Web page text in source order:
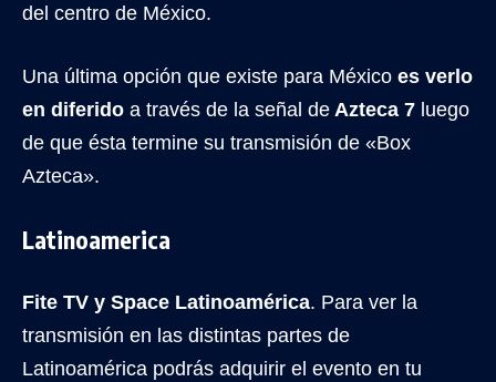
del centro de México.
Una última opción que existe para México es verlo
en diferido a través de la señal de Azteca 7 luego
de que ésta termine su transmisión de «Box
Azteca».
Latinoamerica
Fite TV y Space Latinoamérica. Para ver la
transmisión en las distintas partes de
Latinoamérica podrás adquirir el evento en tu